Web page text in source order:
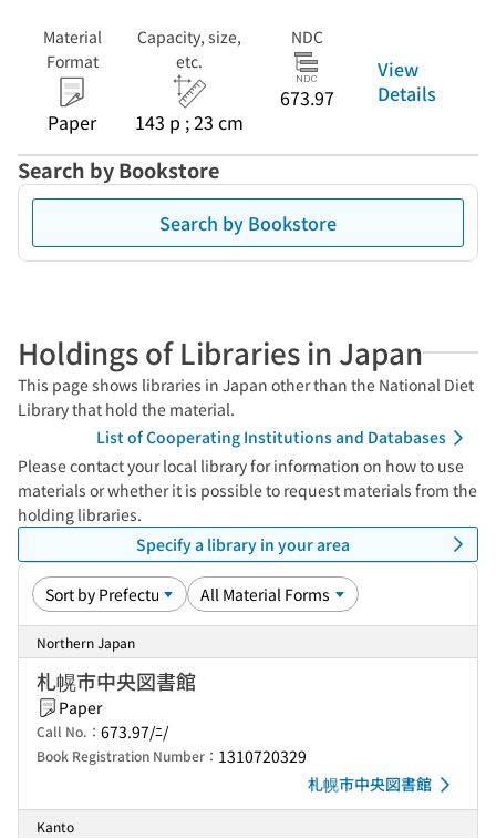
Material
Format
Paper
Capacity, size,
etc.
143 p ; 23 cm
NDC
673.97
View
Details
Search by Bookstore
Search by Bookstore
Holdings of Libraries in Japan
This page shows libraries in Japan other than the National Diet
Library that hold the material.
List of Cooperating Institutions and Databases
Please contact your local library for information on how to use
materials or whether it is possible to request materials from the
holding libraries.
Specify a library in your area
Northern Japan
札幌市中央図書館
Paper
Call No.： 673.97/ﾆ/
Book Registration Number： 1310720329
札幌市中央図書館
Kanto